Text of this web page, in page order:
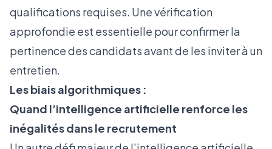
qualifications requises. Une vérification
approfondie est essentielle pour confirmer la
pertinence des candidats avant de les inviter à un
entretien.
Les biais algorithmiques :
Quand l’intelligence artificielle renforce les
inégalités dans le recrutement